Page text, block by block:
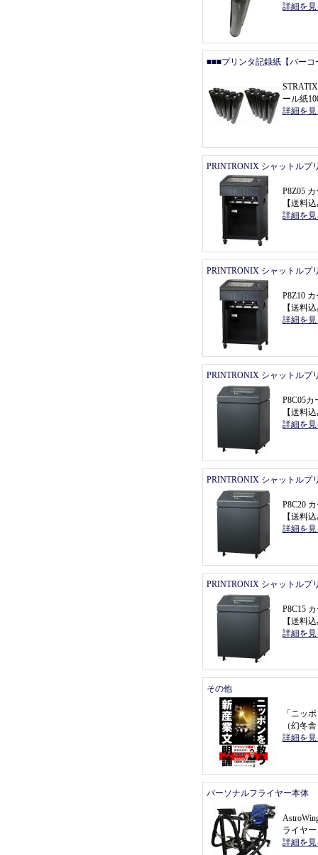
詳細を
■■■プリンタ記録紙【バー
ール紙
詳細を
PRINTRONIX シャットルプ
P8Z05
【送料
詳細を
PRINTRONIX シャットルプ
P8Z10
【送料
詳細を
PRINTRONIX シャットルプ
P8C05
【送料
詳細を
PRINTRONIX シャットルプ
P8C20
【送料
詳細を
PRINTRONIX シャットルプ
P8C15
【送料
詳細を
その他
「 ニッ
（幻冬舎
詳細を
パーソナルフライヤー本体
ライヤ
詳細を